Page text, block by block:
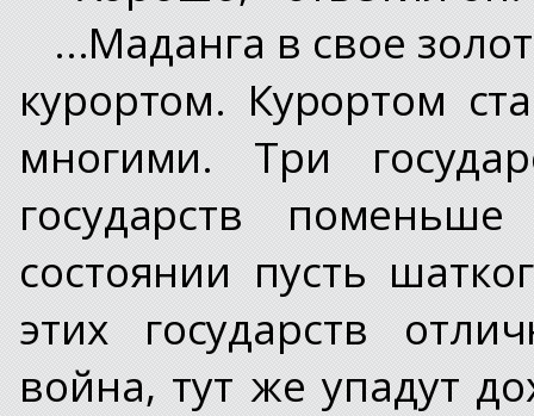
...Маданга в свое
курортом. Курортом
многими. Три
государств
состоянии пусть
этих государств
война, тут же упадут